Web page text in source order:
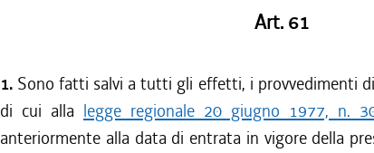
Art. 61
1. Sono fatti salvi a tutti gli effetti, i provvedimenti
di cui alla legge regionale 20 giugno 1977, n.
anteriormente alla data di entrata in vigore della